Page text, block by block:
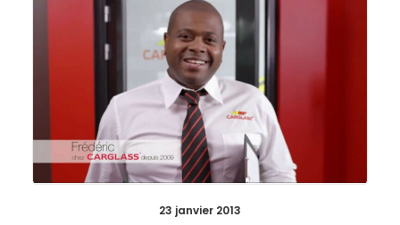
23 janvier 2013